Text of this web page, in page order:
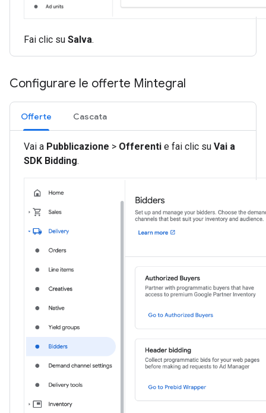
Fai clic su Salva.
Configurare le offerte Mintegral
Offerte Cascata
Vai a Pubblicazione > Offerenti e fai clic su Vai a
SDK Bidding.